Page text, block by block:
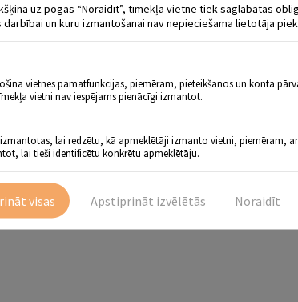
AUDZĒKŅU GLEZNU
Jēkabpils pilsētas bibliotēkas Bērnu literatūras
bērnu bibliotēkā būs iespēja apskatīt Jēkabpils Mākslas
interpretējuši izcilus mākslas darbus. Interesanti, ka
Ruta Štelmahere un Mētra Štelmahere.
uz pogas “Noraidīt”, tīmekļa vietnē tiek saglabātas
un kuru izmantošanai nav nepieciešama lietotāja
vietnes pamatfunkcijas, piemēram, pieteikšanos un konta
vietni nav iespējams pienācīgi izmantot.
lai redzētu, kā apmeklētāji izmanto vietni, piemēram,
lai tieši identificētu konkrētu apmeklētāju.
Noraidīt
Apstiprināt izvēlētās
visas